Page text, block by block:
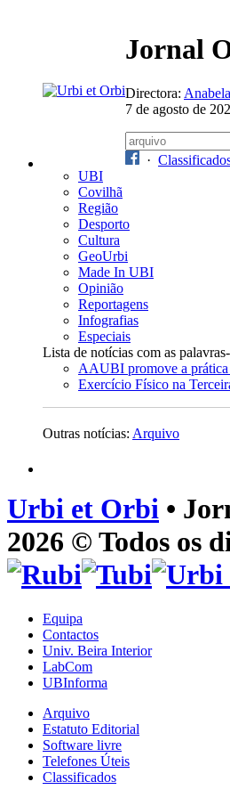
Jornal
Directora:
7 de agosto de
·
UBI
Covilhã
Região
Desporto
Cultura
GeoUrbi
Made In UBI
Opinião
Reportagens
Infografias
Especiais
Lista de notícias com as
AAUBI promove a prática
Exercício Físico na
Outras notícias: Arquivo
Urbi et Orbi •
2026 © Todos os
Equipa
Contactos
Univ. Beira Interior
LabCom
UBInforma
Arquivo
Estatuto Editorial
Software livre
Telefones Úteis
Classificados